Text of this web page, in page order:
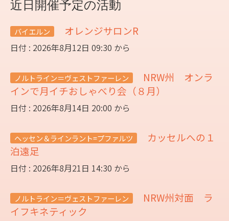
近日開催予定の活動
バイエルン オレンジサロンR
日付 : 2026年8月12日 09:30 から
ノルトライン＝ヴェストファーレン
NRW州 オンラ
インで月イチおしゃべり会（８月）
日付 : 2026年8月14日 20:00 から
ヘッセン＆ラインラント=プファルツ
カッセルへの１
泊遠足
日付 : 2026年8月21日 14:30 から
ノルトライン＝ヴェストファーレン
NRW州対面 ラ
イフキネティック